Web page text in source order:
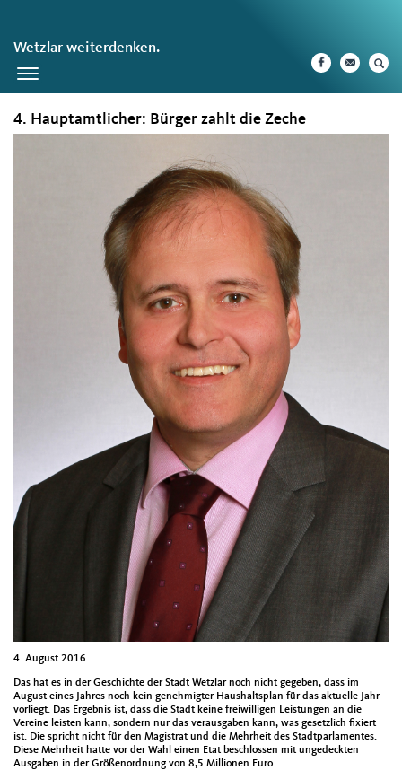
Wetzlar weiterdenken.
Toggle
4. Hauptamtlicher: Bürger zahlt die Zeche
4. August 2016
Das hat es in der Geschichte der Stadt Wetzlar noch nicht gegeben, dass im
August eines Jahres noch kein genehmigter Haushaltsplan für das aktuelle Jahr
vorliegt. Das Ergebnis ist, dass die Stadt keine freiwilligen Leistungen an die
Vereine leisten kann, sondern nur das verausgaben kann, was gesetzlich fixiert
ist. Die spricht nicht für den Magistrat und die Mehrheit des Stadtparlamentes.
Diese Mehrheit hatte vor der Wahl einen Etat beschlossen mit ungedeckten
Ausgaben in der Größenordnung von 8,5 Millionen Euro.